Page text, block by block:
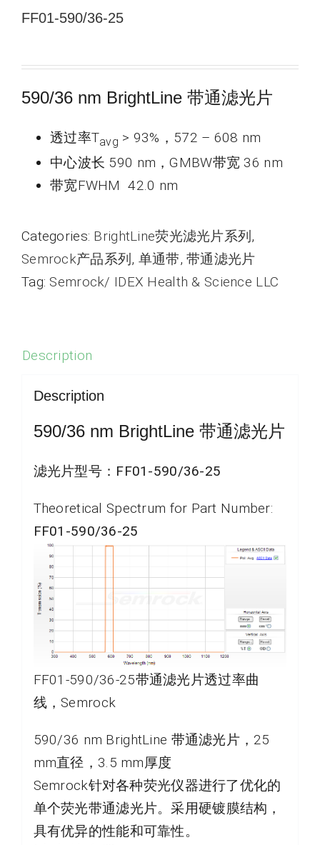
联系我们
FF01-590/36-25
590/36 nm BrightLine 带通滤光片
透过率Tavg > 93%，572 – 608 nm
中心波长 590 nm，GMBW带宽 36 nm
带宽FWHM 42.0 nm
Categories: BrightLine荧光滤光片系列 ,
Semrock产品系列 , 单通带,带通滤光片
Tag: Semrock/ IDEX Health & Science LLC
Description
Description
590/36 nm BrightLine 带通滤光片
滤光片型号： FF01-590/36-25
Theoretical Spectrum for Part Number:
FF01-590/36-25
FF01-590/36-25带通滤光片透过率曲
线，Semrock
590/36 nm BrightLine 带通滤光片，25
mm直径，3.5 mm厚度
Semrock针对各种荧光仪器进行了优化的
单个荧光带通滤光片。采用硬镀膜结构，
具有优异的性能和可靠性。